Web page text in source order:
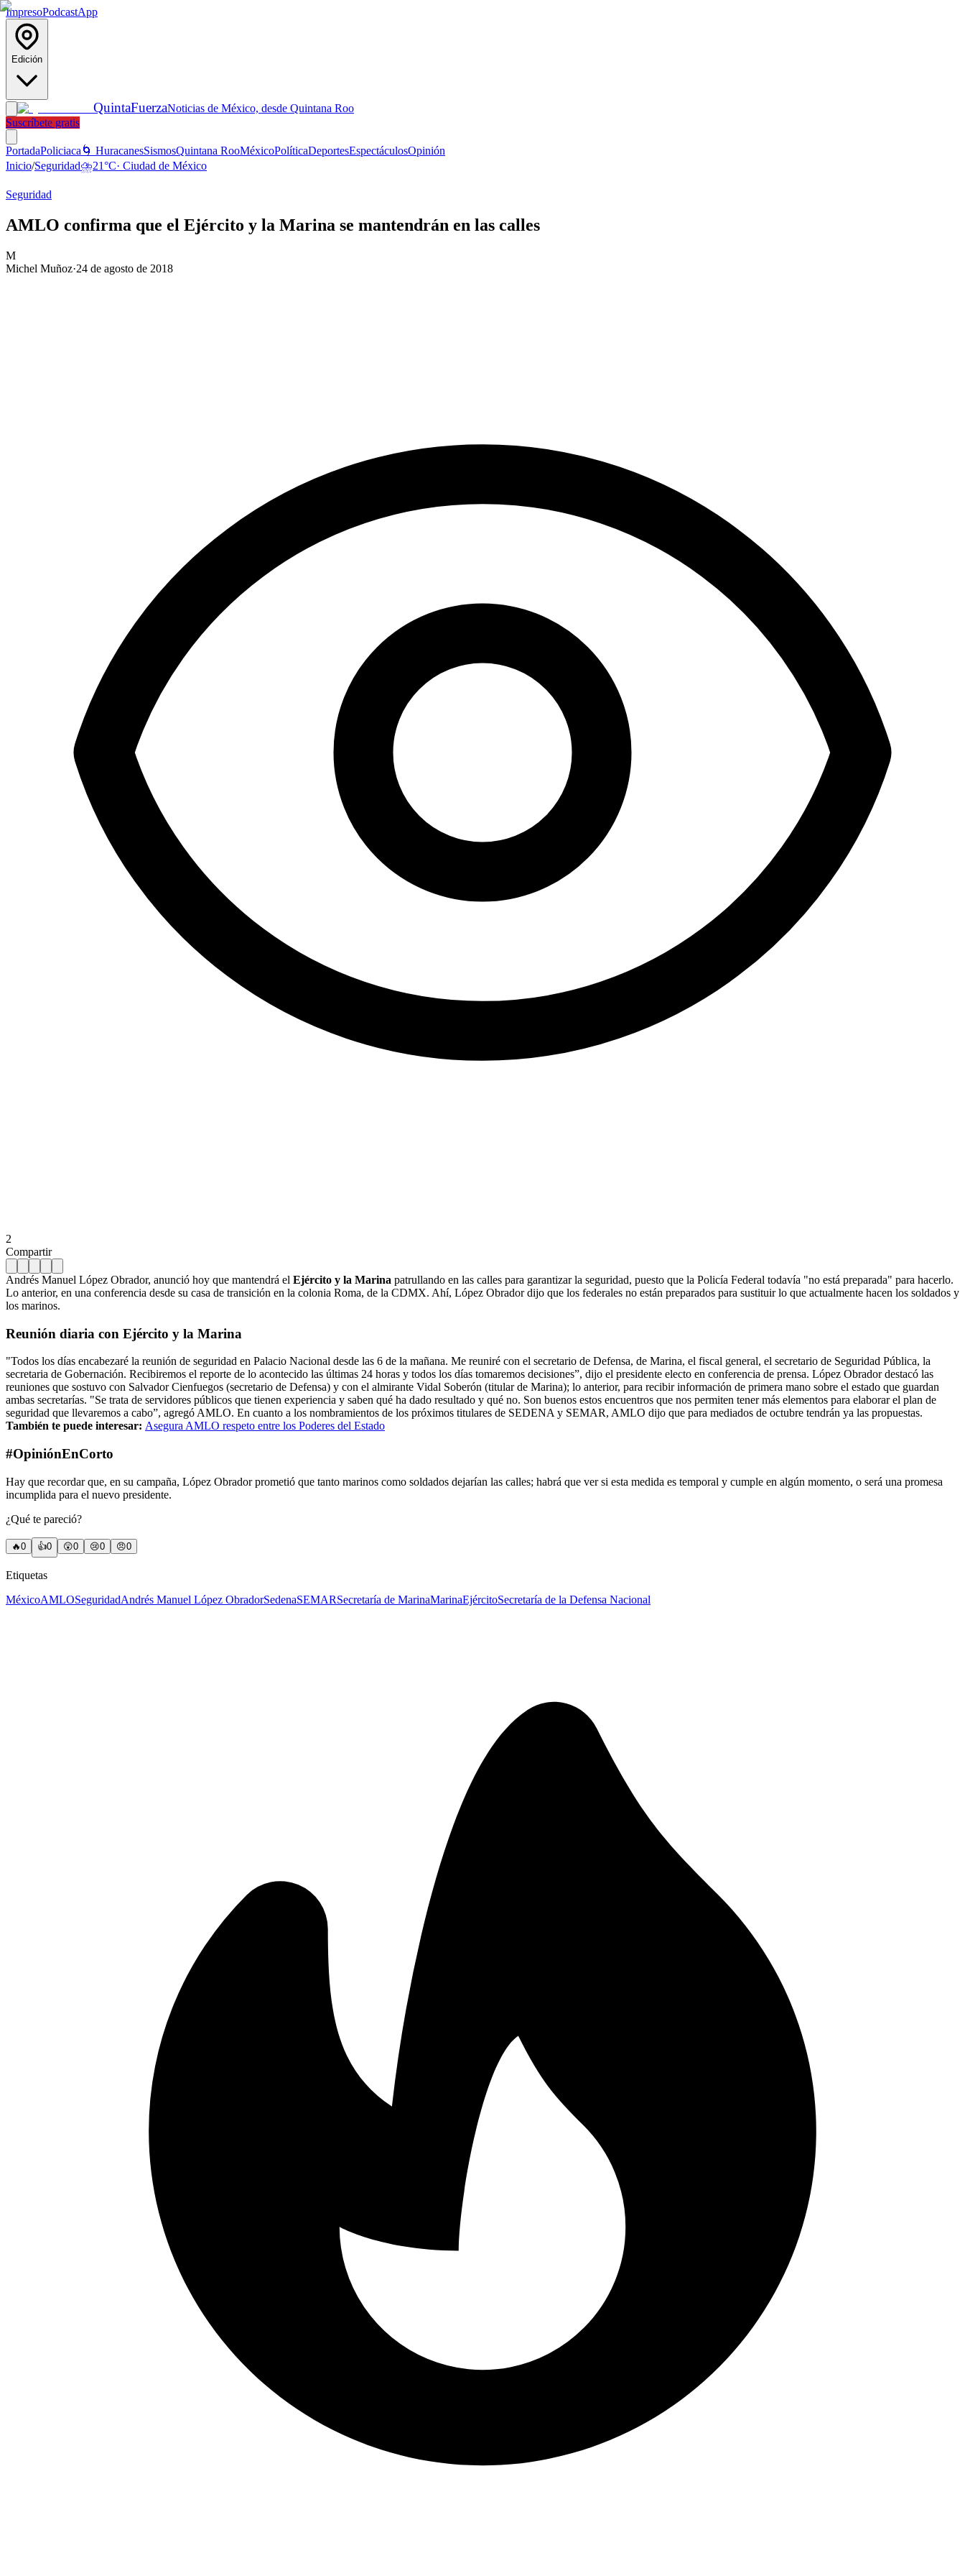
ImpresoPodcastApp
Edición
QuintaFuerzaNoticias de México, desde Quintana Roo
Suscríbete gratis
PortadaPoliciaca 🌀 HuracanesSismosQuintana RooMéxicoPolíticaDeportesEspectáculosOpinión
Inicio/Seguridad⛈️21°C· Ciudad de México
Seguridad
AMLO confirma que el Ejército y la Marina se mantendrán en las calles
M
Michel Muñoz·24 de agosto de 2018
2
Compartir
Andrés Manuel López Obrador, anunció hoy que mantendrá el Ejército y la Marina patrullando en las calles para garantizar la seguridad, puesto que la Policía Federal todavía "no está preparada" para hacerlo.
Lo anterior, en una conferencia desde su casa de transición en la colonia Roma, de la CDMX. Ahí, López Obrador dijo que los federales no están preparados para sustituir lo que actualmente hacen los soldados y
los marinos.
Reunión diaria con Ejército y la Marina
"Todos los días encabezaré la reunión de seguridad en Palacio Nacional desde las 6 de la mañana. Me reuniré con el secretario de Defensa, de Marina, el fiscal general, el secretario de Seguridad Pública, la
secretaria de Gobernación. Recibiremos el reporte de lo acontecido las últimas 24 horas y todos los días tomaremos decisiones”, dijo el presidente electo en conferencia de prensa. López Obrador destacó las
reuniones que sostuvo con Salvador Cienfuegos (secretario de Defensa) y con el almirante Vidal Soberón (titular de Marina); lo anterior, para recibir información de primera mano sobre el estado que guardan
ambas secretarías. "Se trata de servidores públicos que tienen experiencia y saben qué ha dado resultado y qué no. Son buenos estos encuentros que nos permiten tener más elementos para elaborar el plan de
seguridad que llevaremos a cabo”, agregó AMLO. En cuanto a los nombramientos de los próximos titulares de SEDENA y SEMAR, AMLO dijo que para mediados de octubre tendrán ya las propuestas.
También te puede interesar: Asegura AMLO respeto entre los Poderes del Estado
#OpiniónEnCorto
Hay que recordar que, en su campaña, López Obrador prometió que tanto marinos como soldados dejarían las calles; habrá que ver si esta medida es temporal y cumple en algún momento, o será una promesa
incumplida para el nuevo presidente.
¿Qué te pareció?
🔥0 👍0 😲0 😢0 😠0
Etiquetas
MéxicoAMLOSeguridadAndrés Manuel López ObradorSedenaSEMARSecretaría de MarinaMarinaEjércitoSecretaría de la Defensa Nacional